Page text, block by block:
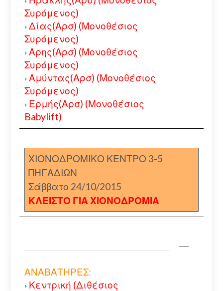
Συρόμενος)
Δίας(Αρσ) (Μονοθέσιος
Συρόμενος)
Αρης(Αρσ) (Μονοθέσιος
Συρόμενος)
Αμύντας(Αρσ) (Μονοθέσιος
Συρόμενος)
Ερμής(Αρσ) (Μονοθέσιος
Babylift)
ΧΙΟΝΟΔΡΟΜΙΚΟ ΚΕΝΤΡΟ 3-5
ΠΗΓΑΔΙΩΝ
Σάββατο 24/10/2015
ΚΛΕΙΣΤΟ ΓΙΑ ΧΙΟΝΟΔΡΟΜΙΑ
ΑΝΑΒΑΤΗΡΕΣ:
Κεντρική (Διθέσιος